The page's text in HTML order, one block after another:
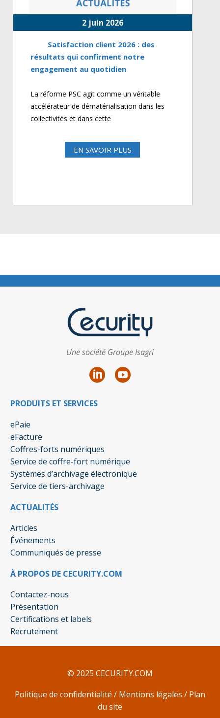
2 juin 2026
Satisfaction client 2026 : des
résultats qui confirment notre
engagement au quotidien
La réforme PSC agit comme un véritable
accélérateur de dématérialisation dans les
collectivités et dans cette
EN SAVOIR PLUS
Une société Groupe Isagri
PRODUITS ET SERVICES
ePaie
eFacture
Coffres-forts numériques
Service de coffre-fort numérique
Systèmes d’archivage électronique
Service de tiers-archivage
ACTUALITÉS
Articles
Événements
Communiqués de presse
À PROPOS DE CECURITY.COM
Contactez-nous
Présentation
Certifications et labels
Recrutement
© 2025 CECURITY.COM
Politique de confidentialité / Mentions légales / Plan
du site